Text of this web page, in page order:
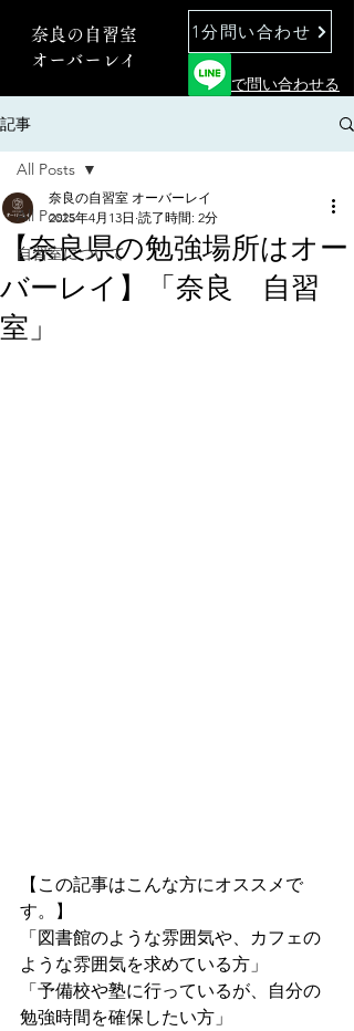
奈良の自習室
オーバーレイ
1分問い合わせ
で問い合わせる
記事
All Posts
自習室について
All Posts
【奈良県の勉強場所はオー
バーレイ】「奈良 自習
室」
奈良の自習室 オーバーレイ
2025年4月13日 読了時間: 2分
【この記事はこんな方にオススメで
す。】
「図書館のような雰囲気や、カフェの
ような雰囲気を求めている方」
「予備校や塾に行っているが、自分の
勉強時間を確保したい方」